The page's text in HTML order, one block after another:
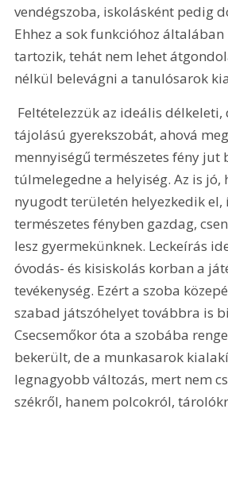
vendégszoba, iskolásként pedig
Ehhez a sok funkcióhoz
tartozik, tehát nem lehet
nélkül belevágni a tanulósarok
tájolású gyerekszobát, ahová
mennyiségű természetes fény jut
túlmelegedne a helyiség. Az is jó,
nyugodt területén helyezkedik el,
természetes fényben gazdag,
lesz gyermekünknek. Leckeírás
óvodás- és kisiskolás korban a
tevékenység. Ezért a szoba
szabad játszóhelyet továbbra is
Csecsemőkor óta a szobába
bekerült, de a munkasarok
legnagyobb változás, mert nem
székről, hanem polcokról,